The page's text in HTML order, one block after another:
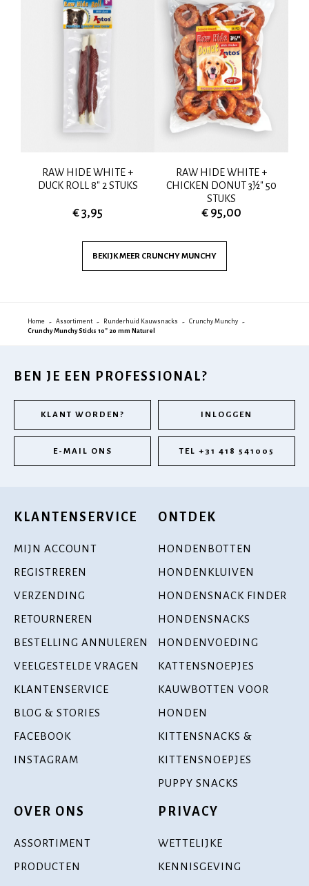
RAW HIDE WHITE +
DUCK ROLL 8" 2 STUKS
€ 3,95
RAW HIDE WHITE +
CHICKEN DONUT 3½" 50
STUKS
€ 95,00
BEKIJK MEER CRUNCHY MUNCHY
Home Assortiment Runderhuid Kauwsnacks
Crunchy Munchy
Crunchy Munchy Sticks 10" 20 mm Naturel
BEN JE EEN PROFESSIONAL?
KLANT WORDEN? INLOGGEN
E-MAIL ONS TEL +31 418 541005
KLANTENSERVICE
MIJN ACCOUNT
REGISTREREN
VERZENDING
RETOURNEREN
BESTELLING ANNULEREN
VEELGESTELDE VRAGEN
KLANTENSERVICE
BLOG & STORIES
FACEBOOK
INSTAGRAM
ONTDEK
HONDENBOTTEN
HONDENKLUIVEN
HONDENSNACK FINDER
HONDENSNACKS
HONDENVOEDING
KATTENSNOEPJES
KAUWBOTTEN VOOR
HONDEN
KITTENSNACKS &
KITTENSNOEPJES
PUPPY SNACKS
OVER ONS
ASSORTIMENT
PRODUCTEN
PRIVACY
WETTELIJKE
KENNISGEVING